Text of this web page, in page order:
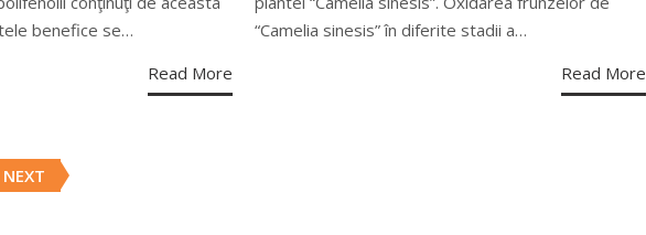
benefice se…
Read More
“Camelia sinesis” în diferite stadii a…
Read More
NEXT